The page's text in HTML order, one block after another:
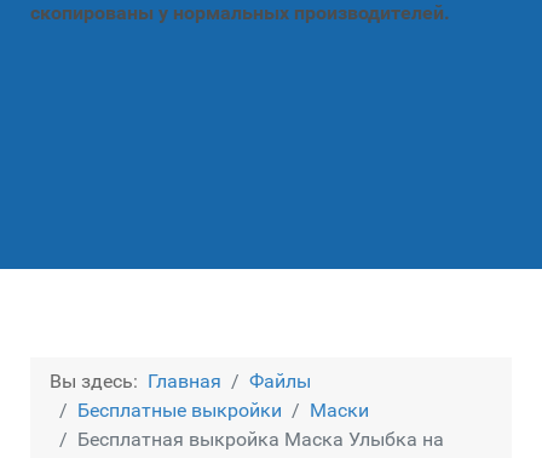
скопированы у нормальных производителей.
Вы здесь: Главная
Файлы
Бесплатные выкройки
Маски
Бесплатная выкройка Маска Улыбка на